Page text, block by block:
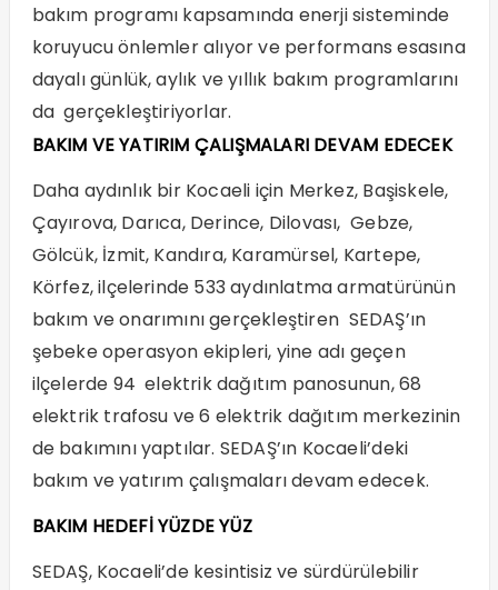
bakım programı kapsamında enerji sisteminde
koruyucu önlemler alıyor ve performans esasına
dayalı günlük, aylık ve yıllık bakım programlarını
da gerçekleştiriyorlar.
BAKIM VE YATIRIM ÇALIŞMALARI DEVAM EDECEK
Daha aydınlık bir Kocaeli için Merkez, Başiskele,
Çayırova, Darıca, Derince, Dilovası, Gebze,
Gölcük, İzmit, Kandıra, Karamürsel, Kartepe,
Körfez, ilçelerinde 533 aydınlatma armatürünün
bakım ve onarımını gerçekleştiren SEDAŞ’ın
şebeke operasyon ekipleri, yine adı geçen
ilçelerde 94 elektrik dağıtım panosunun, 68
elektrik trafosu ve 6 elektrik dağıtım merkezinin
de bakımını yaptılar. SEDAŞ’ın Kocaeli’deki
bakım ve yatırım çalışmaları devam edecek.
BAKIM HEDEFİ YÜZDE YÜZ
SEDAŞ, Kocaeli’de kesintisiz ve sürdürülebilir